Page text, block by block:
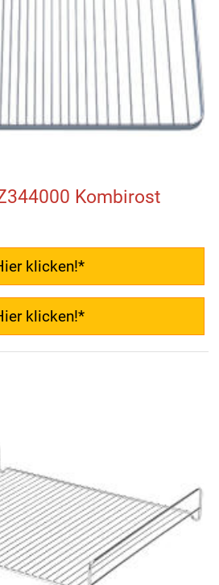
Kombirost
klicken!*
klicken!*